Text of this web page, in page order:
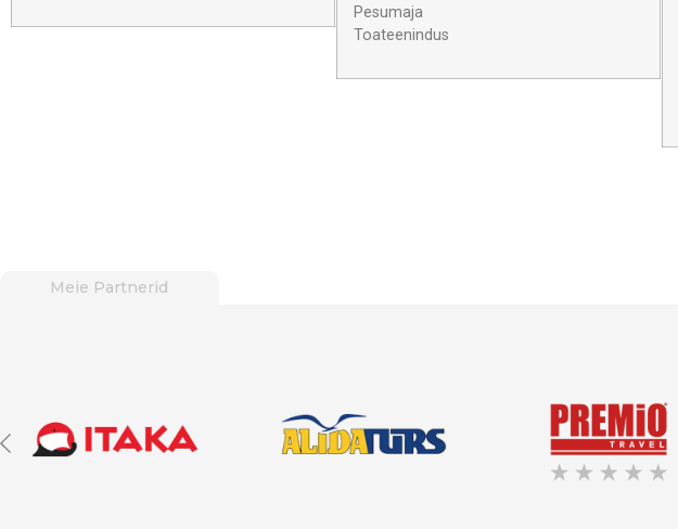
Pesumaja
Toateenindus
Meie Partnerid